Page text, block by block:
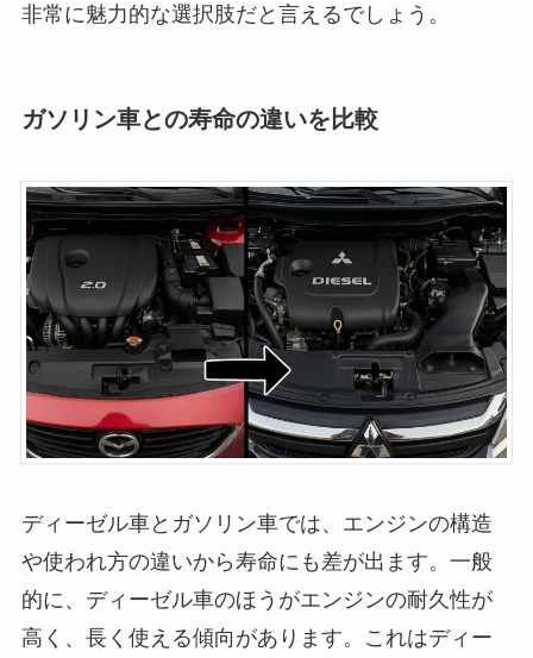
非常に魅力的な選択肢だと言えるでしょう。
ガソリン車との寿命の違いを比較
ディーゼル車とガソリン車では、エンジンの構造
や使われ方の違いから寿命にも差が出ます。一般
的に、ディーゼル車のほうがエンジンの耐久性が
高く、長く使える傾向があります。これはディー